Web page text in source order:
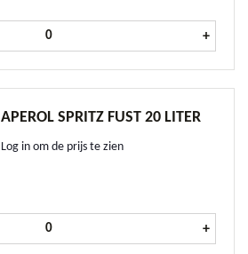
Aperol fles 1 ltr aantal +
APEROL SPRITZ FUST 20 LITER
Log in om de prijs te zien
Aperol Spritz fust 20 liter aantal
+